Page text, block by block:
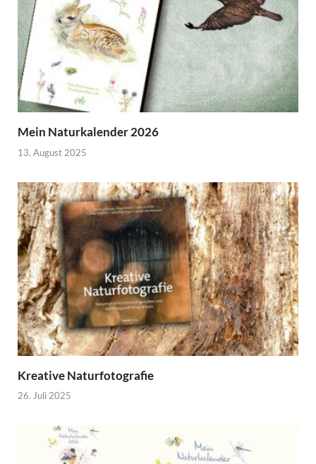
Mein Naturkalender 2026
13. August 2025
Kreative Naturfotografie
26. Juli 2025